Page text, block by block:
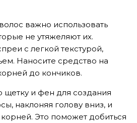
важно использовать
не утяжеляют их.
с легкой текстурой,
Наносите средство на
до кончиков.
щетку и фен для создания
наклоняя голову вниз, и
Это поможет добиться